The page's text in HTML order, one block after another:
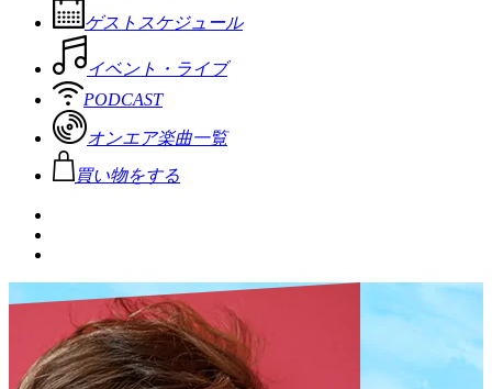
ゲストスケジュール
イベント・ライブ
PODCAST
オンエア楽曲一覧
買い物をする